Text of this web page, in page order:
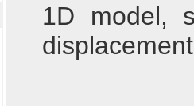
1D model,